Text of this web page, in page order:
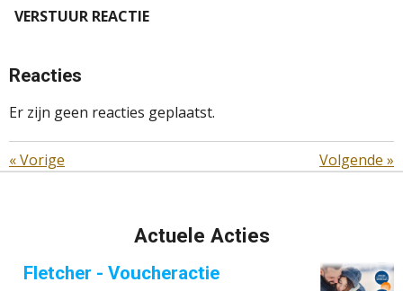
VERSTUUR REACTIE
Reacties
Er zijn geen reacties geplaatst.
«Vorige Volgende »
Actuele Acties
Fletcher - Voucheractie